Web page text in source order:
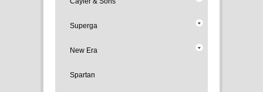
Superga
New Era
Spartan